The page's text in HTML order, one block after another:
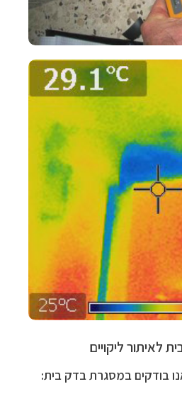
לאיתור ליקויים
בודקים במסגרת בדק בית: